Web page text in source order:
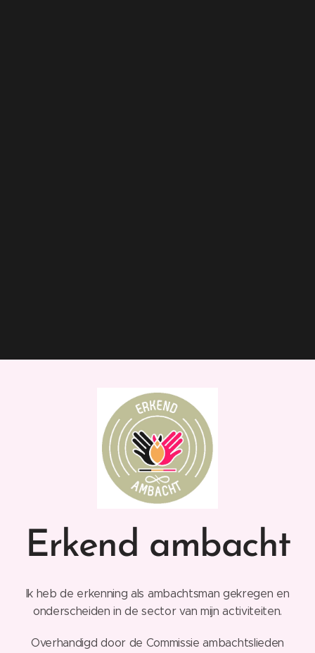
Erkend ambacht
Ik heb de erkenning als ambachtsman gekregen en
onderscheiden in de sector van mijn activiteiten.
Overhandigd door de Commissie ambachtslieden